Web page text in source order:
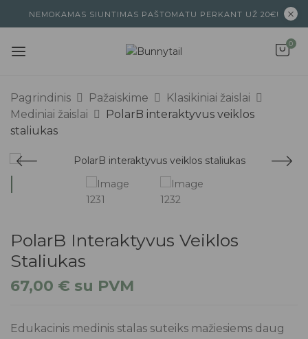
NEMOKAMAS SIUNTIMAS PAŠTOMATU PERKANT UŽ 20€!
0
Pagrindinis Pažaiskime
Klasikiniai žaislai
Mediniai žaislai
PolarB interaktyvus veiklos
staliukas
PolarB Interaktyvus Veiklos
Staliukas
67,00 € su PVM
Edukacinis medinis stalas suteiks mažiesiems daug